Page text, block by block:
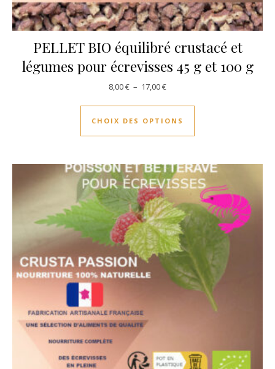
PELLET BIO équilibré crustacé et
légumes pour écrevisses 45 g et 100 g
8,00€ – 17,00€Plage de prix : 8,00 € à 17,00 €
CHOIX DES OPTIONS
Ce produit a